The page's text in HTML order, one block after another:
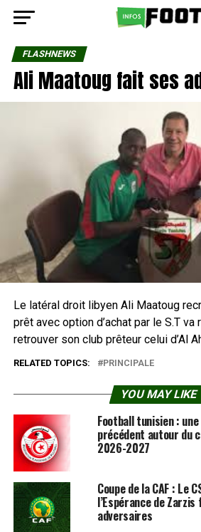
FLASHNEWS
Ali Maatoug fait ses
Le latéral droit libyen Ali Maatoug
prêt avec option d’achat par le S.T
retrouver son club prêteur celui d’Al
RELATED TOPICS: PRINCIPALE
YOU MAY LIKE
Football tunisien :
précédent autour du
2026-2027
Coupe de la CAF : Le
l’Espérance de
adversaires